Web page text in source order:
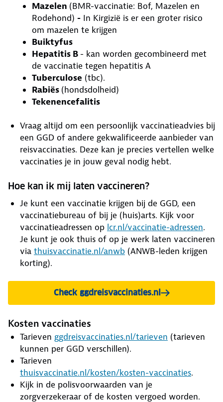
Mazelen (BMR-vaccinatie: Bof, Mazelen en
Rodehond) - In Kirgizië is er een groter risico
om mazelen te krijgen
Buiktyfus
Hepatitis B - kan worden gecombineerd met
de vaccinatie tegen hepatitis A
Tuberculose (tbc).
Rabiës (hondsdolheid)
Tekenencefalitis
Vraag altijd om een persoonlijk vaccinatieadvies bij
een GGD of andere gekwalificeerde aanbieder van
reisvaccinaties. Deze kan je precies vertellen welke
vaccinaties je in jouw geval nodig hebt.
Hoe kan ik mij laten vaccineren?
Je kunt een vaccinatie krijgen bij de GGD, een
vaccinatiebureau of bij je (huis)arts. Kijk voor
vaccinatieadressen op lcr.nl/vaccinatie-adressen.
Je kunt je ook thuis of op je werk laten vaccineren
via thuisvaccinatie.nl/anwb (ANWB-leden krijgen
korting).
Check ggdreisvaccinaties.nl
Kosten vaccinaties
Tarieven ggdreisvaccinaties.nl/tarieven (tarieven
kunnen per GGD verschillen).
Tarieven
thuisvaccinatie.nl/kosten/kosten-vaccinaties.
Kijk in de polisvoorwaarden van je
zorgverzekeraar of de kosten vergoed worden.